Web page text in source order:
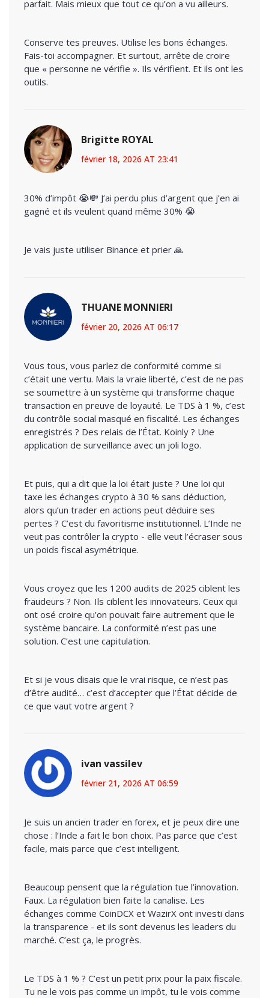
parfait. Mais mieux que tout ce qu’on a vu ailleurs.
Conserve tes preuves. Utilise les bons échanges.
Fais-toi accompagner. Et surtout, arrête de croire
que « personne ne vérifie ». Ils vérifient. Et ils ont les
outils.
Brigitte ROYAL
février 18, 2026 AT 23:41
30% d’impôt 😭💸 J’ai perdu plus d’argent que j’en ai
gagné et ils veulent quand même 30% 😭
Je vais juste utiliser Binance et prier 🙏
THUANE MONNIERI
février 20, 2026 AT 06:17
Vous tous, vous parlez de conformité comme si
c’était une vertu. Mais la vraie liberté, c’est de ne pas
se soumettre à un système qui transforme chaque
transaction en preuve de loyauté. Le TDS à 1 %, c’est
du contrôle social masqué en fiscalité. Les échanges
enregistrés ? Des relais de l’État. Koinly ? Une
application de surveillance avec un joli logo.
Et puis, qui a dit que la loi était juste ? Une loi qui
taxe les échanges crypto à 30 % sans déduction,
alors qu’un trader en actions peut déduire ses
pertes ? C’est du favoritisme institutionnel. L’Inde ne
veut pas contrôler la crypto - elle veut l’écraser sous
un poids fiscal asymétrique.
Vous croyez que les 1200 audits de 2025 ciblent les
fraudeurs ? Non. Ils ciblent les innovateurs. Ceux qui
ont osé croire qu’on pouvait faire autrement que le
système bancaire. La conformité n’est pas une
solution. C’est une capitulation.
Et si je vous disais que le vrai risque, ce n’est pas
d’être audité… c’est d’accepter que l’État décide de
ce que vaut votre argent ?
ivan vassilev
février 21, 2026 AT 06:59
Je suis un ancien trader en forex, et je peux dire une
chose : l’Inde a fait le bon choix. Pas parce que c’est
facile, mais parce que c’est intelligent.
Beaucoup pensent que la régulation tue l’innovation.
Faux. La régulation bien faite la canalise. Les
échanges comme CoinDCX et WazirX ont investi dans
la transparence - et ils sont devenus les leaders du
marché. C’est ça, le progrès.
Le TDS à 1 % ? C’est un petit prix pour la paix fiscale.
Tu ne le vois pas comme un impôt, tu le vois comme